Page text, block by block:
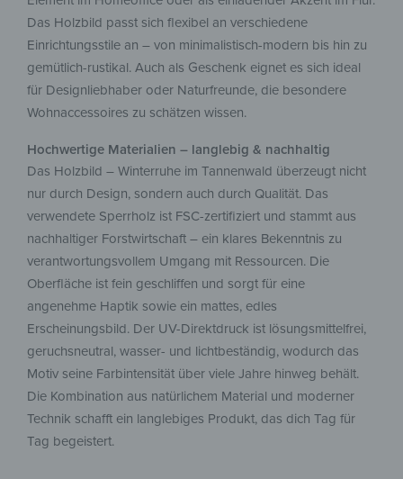
Das Holzbild passt sich flexibel an verschiedene
Einrichtungsstile an – von minimalistisch-modern bis hin zu
gemütlich-rustikal. Auch als Geschenk eignet es sich ideal
für Designliebhaber oder Naturfreunde, die besondere
Wohnaccessoires zu schätzen wissen.
Hochwertige Materialien – langlebig & nachhaltig
Das Holzbild – Winterruhe im Tannenwald überzeugt nicht
nur durch Design, sondern auch durch Qualität. Das
verwendete Sperrholz ist FSC-zertifiziert und stammt aus
nachhaltiger Forstwirtschaft – ein klares Bekenntnis zu
verantwortungsvollem Umgang mit Ressourcen. Die
Oberfläche ist fein geschliffen und sorgt für eine
angenehme Haptik sowie ein mattes, edles
Erscheinungsbild. Der UV-Direktdruck ist lösungsmittelfrei,
geruchsneutral, wasser- und lichtbeständig, wodurch das
Motiv seine Farbintensität über viele Jahre hinweg behält.
Die Kombination aus natürlichem Material und moderner
Technik schafft ein langlebiges Produkt, das dich Tag für
Tag begeistert.